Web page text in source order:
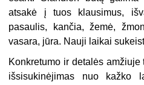
atsakė į tuos klausimus,
pasaulis, kančia, žemė,
vasara, jūra. Nauji laikai
Konkretumo ir detalės
išsisukinėjimas nuo kažko